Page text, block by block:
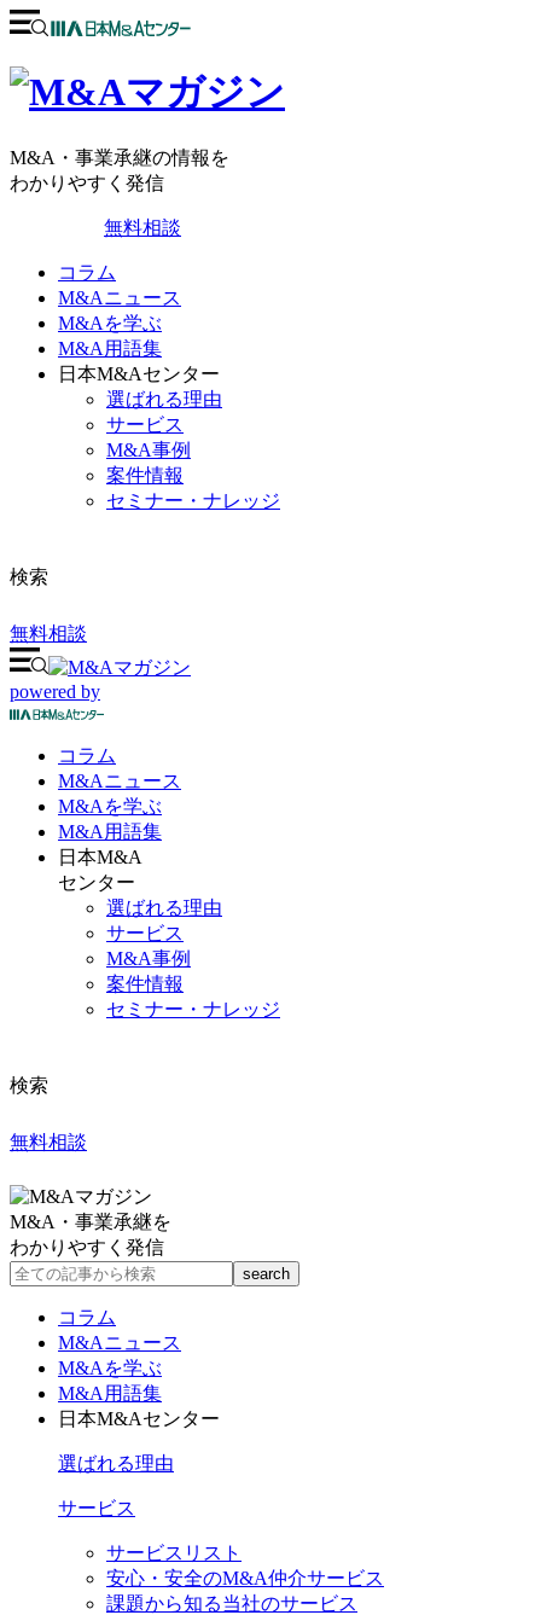
M&A・事業承継の情報を
わかりやすく発信
無料相談
コラム
M&Aニュース
M&Aを学ぶ
M&A用語集
日本M&Aセンター
選ばれる理由
サービス
M&A事例
案件情報
セミナー・ナレッジ
検索
無料相談
powered by
コラム
M&Aニュース
M&Aを学ぶ
M&A 用語集
日本M&A
センター
選ばれる理由
サービス
M&A事例
案件情報
セミナー・ナレッジ
検索
無料相談
M&A・事業承継を
わかりやすく発信
コラム
M&Aニュース
M&Aを学ぶ
M&A用語集
日本M&Aセンター
選ばれる理由
サービス
サービスリスト
安心・安全のM&A仲介サービス
課題から知る当社のサービス